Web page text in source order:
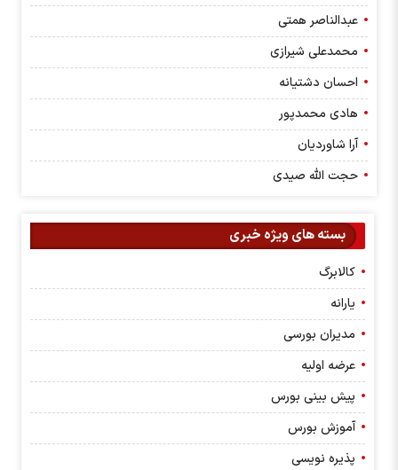
عبدالناصر همتی
محمدعلی شیرازی
احسان دشتیانه
هادی محمدپور
آرا شاوردیان
حجت الله صیدی
بسته های ویژه خبری
کالابرگ
یارانه
مدیران بورسی
عرضه اولیه
پیش بینی بورس
آموزش بورس
پذیره نویسی